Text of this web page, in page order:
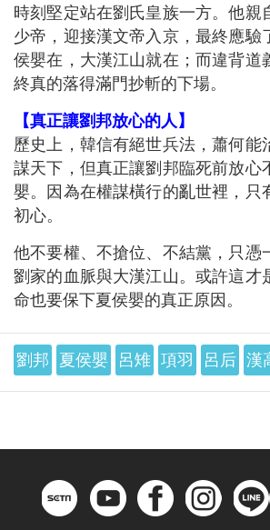
時刻堅定站在劉氏皇族一方。他親
少帝，迎接漢文帝入京，最終應驗
侯嬰在，大漢江山就在；而違背道
終真的落得滿門抄斬的下場。
【真正讓劉邦放心的人】
歷史上，韓信有絕世兵法，蕭何能
謀天下，但真正讓劉邦臨死前放心
嬰。因為在權謀橫行的亂世裡，只
初心。
他不要權、不搶位、不結黨，只憑
劉家的血脈與大漢江山。或許這才
命也要保下夏侯嬰的真正原因。
劉邦 夏侯嬰 呂雉 項羽 呂后 漢